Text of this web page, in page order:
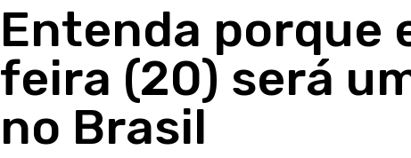
Entenda porque
feira (20) será
no Brasil